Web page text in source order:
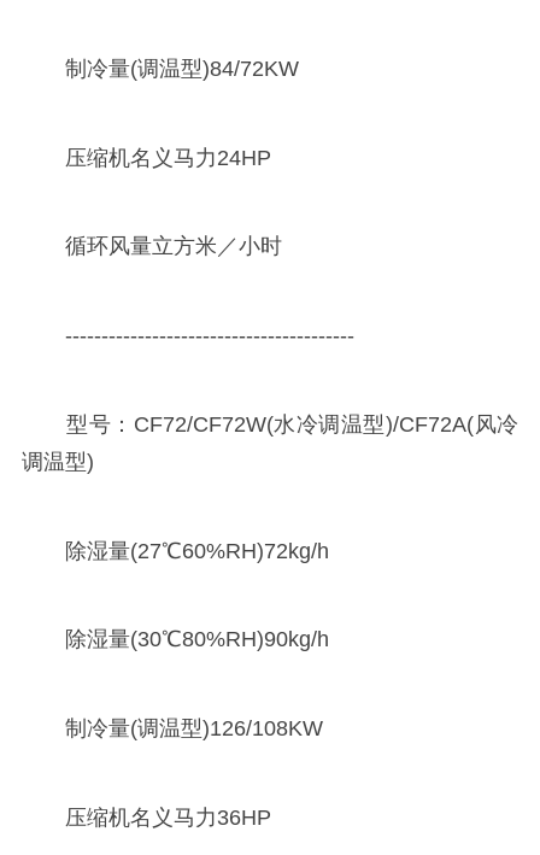
制冷量(调温型)84/72KW
压缩机名义马力24HP
循环风量立方米／小时
----------------------------------------
型号：CF72/CF72W(水冷调温型)/CF72A(风冷
调温型)
除湿量(27℃60%RH)72kg/h
除湿量(30℃80%RH)90kg/h
制冷量(调温型)126/108KW
压缩机名义马力36HP